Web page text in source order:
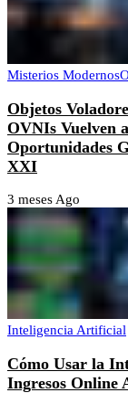
Misterios Modernos
Objetos
OVNIs Vuelven
Oportunidades
XXI
3 meses Ago
Inteligencia Artificial
Cómo Usar la
Ingresos Online